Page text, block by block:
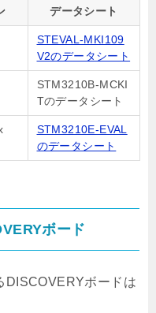
データシート
STEVAL‑MKI109
V2のデータシート
STM3210B‑MCKI
Tのデータシート
STM3210E-EVAL
のデータシート
ボード
DISCOVERYボードは